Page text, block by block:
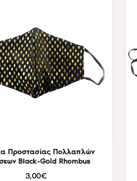
Προστασίας Πολλαπλών
Black-Gold Rhombus
3,00€